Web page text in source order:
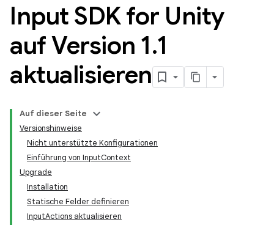
Input SDK for Unity
auf Version 1.1
aktualisieren
Auf dieser Seite
Versionshinweise
Nicht unterstützte Konfigurationen
Einführung von InputContext
Upgrade
Installation
Statische Felder definieren
InputActions aktualisieren